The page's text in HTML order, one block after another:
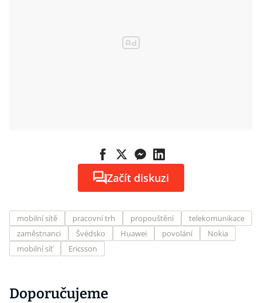
Začít diskuzi
mobilní sítě pracovní trh propouštění
telekomunikace
zaměstnanci
Švédsko Huawei povolání
Nokia
mobilní síť
Ericsson
Doporučujeme